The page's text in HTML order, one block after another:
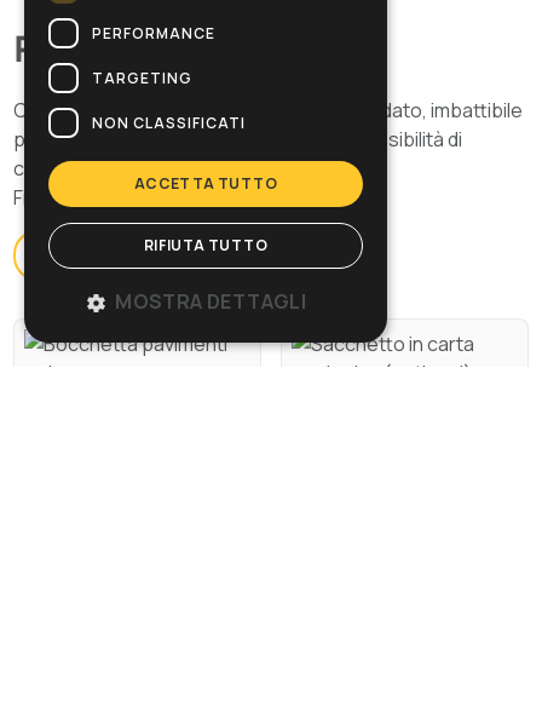
Panoramica
Classico e robusto, prodotto supercollaudato, imbattibile
per potenza, affidabilità e prestazioni. Possibilità di
collegamento all’elettrospazzola.
Filtro a cartuccia HEPA opzionale.
Sfoglia la gallery
PERFORMANCE
TARGETING
NON CLASSIFICATI
ACCETTA TUTTO
RIFIUTA TUTTO
MOSTRA DETTAGLI